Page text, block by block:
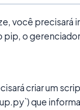
você
pip, o
criar um
que